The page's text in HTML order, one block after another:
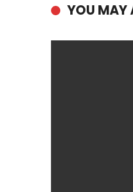
YOU MAY